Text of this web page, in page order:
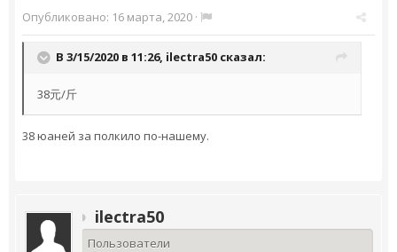
Опубликовано: 16 марта, 2020 ·
В 3/15/2020 в 11:26, ilectra50 сказал:
38元/斤
38 юаней за полкило по-нашему.
ilectra50
Пользователи